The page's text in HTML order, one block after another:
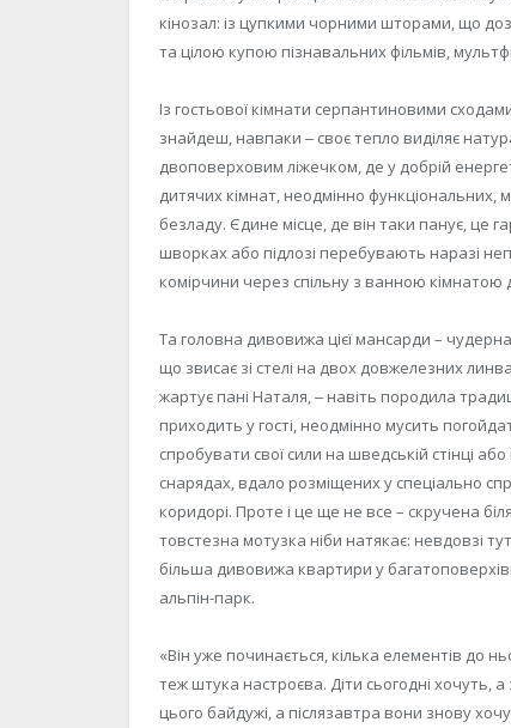
кінозал: із цупкими чорними шторами, що
та цілою купою пізнавальних фільмів,
Із гостьової кімнати серпантиновими
знайдеш, навпаки ‒ своє тепло виділяє
двоповерховим ліжечком, де у добрій
дитячих кімнат, неодмінно
безладу. Єдине місце, де він таки панує, це
шворках або підлозі перебувають наразі
комірчини через спільну з ванною кімнатою
Та головна дивовижа цієї мансарди –
що звисає зі стелі на двох довжелезних
жартує пані Наталя, ‒ навіть породила
приходить у гості, неодмінно мусить
спробувати свої сили на шведській стінці
снарядах, вдало розміщених у спеціально
коридорі. Проте і це ще не все – скручена
товстезна мотузка ніби натякає: невдовзі
більша дивовижа квартири у
альпін-парк.
«Він уже починається, кілька елементів до
теж штука настроєва. Діти сьогодні хочуть,
цього байдужі, а післязавтра вони знову